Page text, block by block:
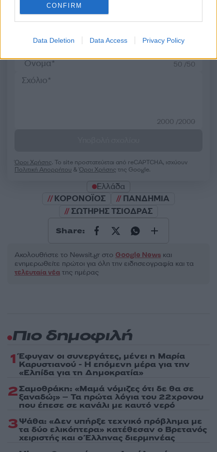
CONFIRM
Data Deletion Data Access Privacy Policy
Σχολίασε εδώ
50 /50
2000 /2000
Όροι Χρήσης. Το site προστατεύεται από reCAPTCHA, ισχύουν
Πολιτική Απορρήτου &Όροι Χρήσης της Google.
Ελλάδα
ΚΟΡΟΝΟΪΟΣ
ΠΑΝΔΗΜΙΑ
ΣΩΤΗΡΗΣ ΤΣΙΟΔΡΑΣ
Share:
Ακολουθήστε το Νewsit.gr στο Google News και
ενημερωθείτε πρώτοι για όλη την ειδησεογραφία και τα
τελευταία νέα της ημέρας
Πιο δημοφιλή
1 Έφυγαν οι συνεργάτες, μένει η Μαρία
Καρυστιανού - Η επόμενη μέρα για την
«Ελπίδα για τη Δημοκρατία»
2Σαμοθράκη: «Μαμά νόμιζες ότι δε θα σε
ξαναδώ;» – Τα πρώτα λόγια του 22χρονου
που έπεσε σε κανάλι με καυτό νερό
3Ψάθα: «Δεν υπήρξε τεχνικό πρόβλημα με
τα δύο ελικόπτερα» κατέθεσαν ο Βρετανός
χειριστής και ο Έλληνας διερμηνέας